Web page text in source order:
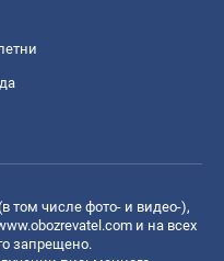
том числе фото- и видео-),
и на всех
запрещено.